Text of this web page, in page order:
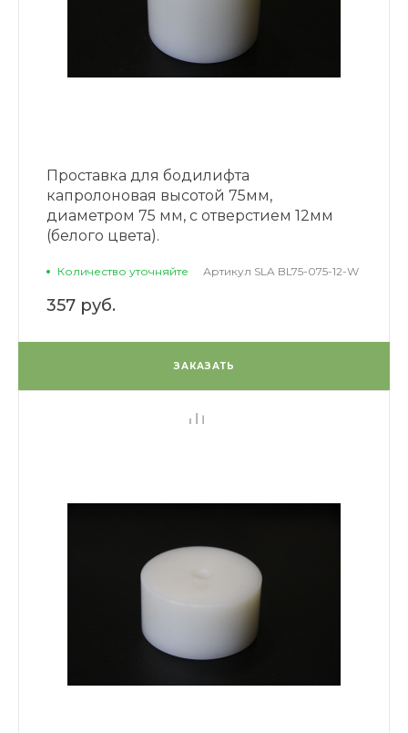
Проставка для бодилифта
капролоновая высотой 75мм,
диаметром 75 мм, с отверстием 12мм
(белого цвета).
Количество уточняйте Артикул SLA BL75-075-12-W
357 руб.
ЗАКАЗАТЬ